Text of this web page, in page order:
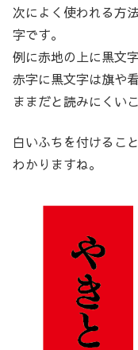
次によく使われる方
字です。
例に赤地の上に黒文
赤字に黒文字は旗や
ままだと読みにくい
白いふちを付けるこ
わかりますね。